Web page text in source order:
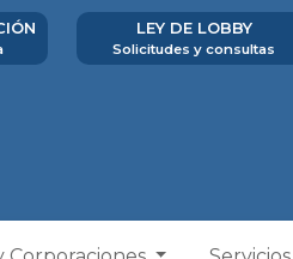
LEY DE LOBBY
Solicitudes y consultas